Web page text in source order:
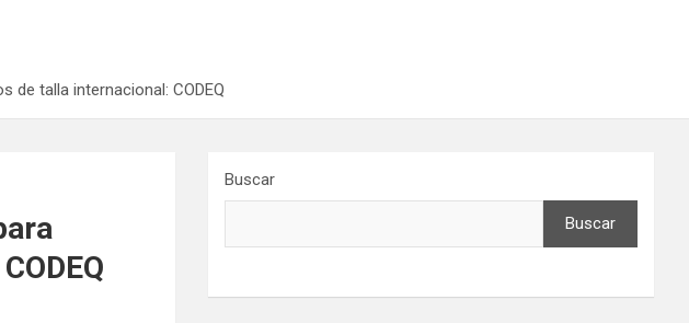
de talla internacional: CODEQ
Buscar
Buscar